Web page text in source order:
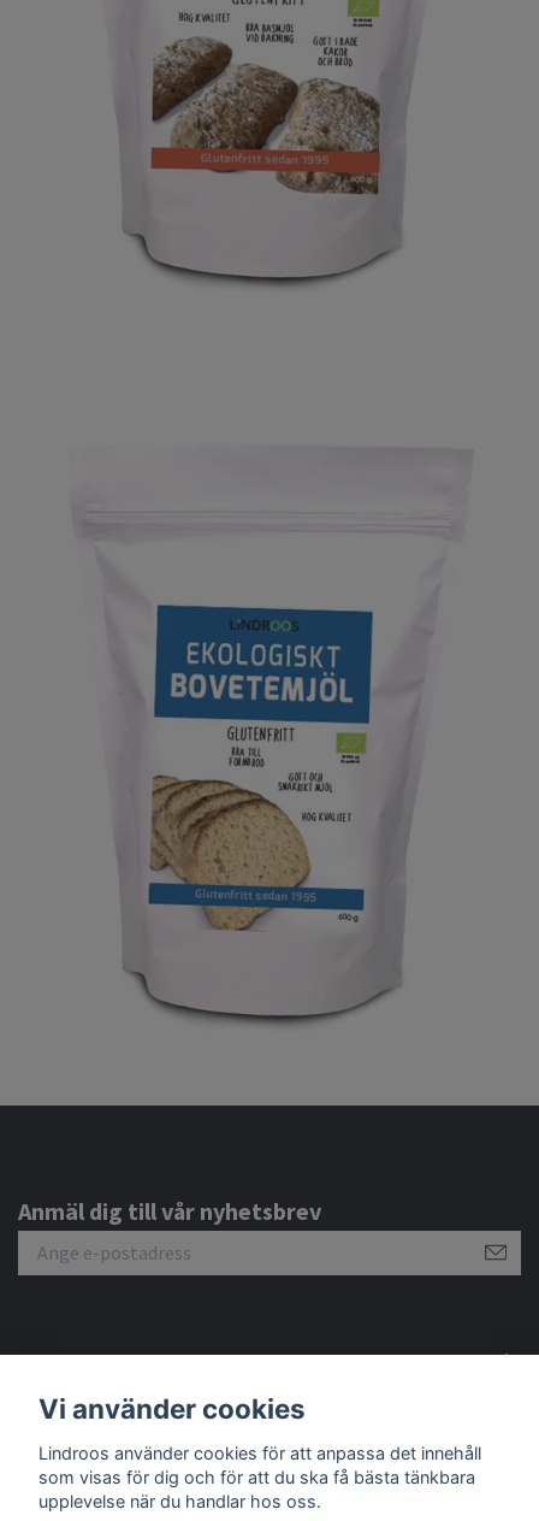
Anmäl dig till vår nyhetsbrev
Sociala medier
Vi använder cookies
Lindroos använder cookies för att anpassa det innehåll
som visas för dig och för att du ska få bästa tänkbara
upplevelse när du handlar hos oss.